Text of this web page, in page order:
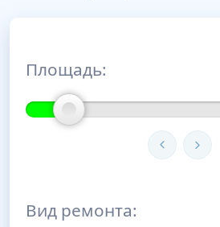
Площадь:
Вид ремонта: